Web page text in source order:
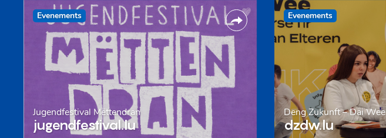
Evenements
Jugendfestival Mëttendran
jugendfestival.lu
Evenements
Deng Zukunft – Däi Wee
dzdw.lu